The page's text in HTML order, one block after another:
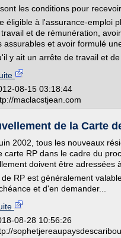
les conditions pour
éligible à l'assurance-emploi
et de rémunération,
assurables et avoir formulé
y ait un arrête de travail et
08-15 03:18:44
maclacstjean.com
de la Carte
2002, tous les nouveaux
carte RP dans le cadre du
doivent être adressées
RP est généralement
et d'en demander...
08-28 10:56:26